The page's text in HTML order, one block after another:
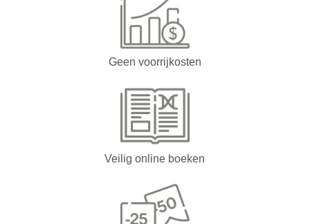
Geen voorrijkosten
Veilig online boeken